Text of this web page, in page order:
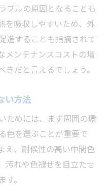
ブルの原因となることも
を吸収しやすいため、外
進することも指摘されて
メンテナンスコストの増
だと言えるでしょう。
い方法
ためには、まず周囲の環
色を選ぶことが重要で
え、耐候性の高い中間色
汚れや色褪せを目立たせ
。